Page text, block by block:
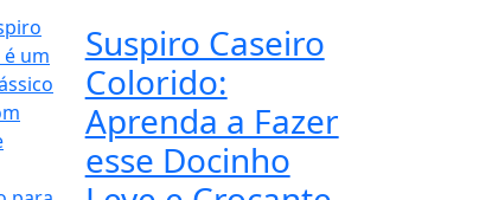
Suspiro Caseiro
Colorido:
Aprenda a Fazer
esse Docinho